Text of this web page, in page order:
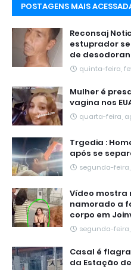
POSTAGENS MAIS
Reconsaj
estuprador
de
quinta-feira,
Mulher é
vagina nos
quarta-feira,
Trgedia :
após se
segunda-
Vídeo mostra
namorado a
corpo em
segunda-
Casal é
da Estação